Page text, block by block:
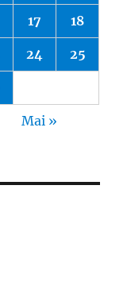
17 18
24 25
Mai »